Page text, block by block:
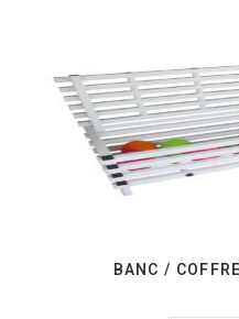
BANC /